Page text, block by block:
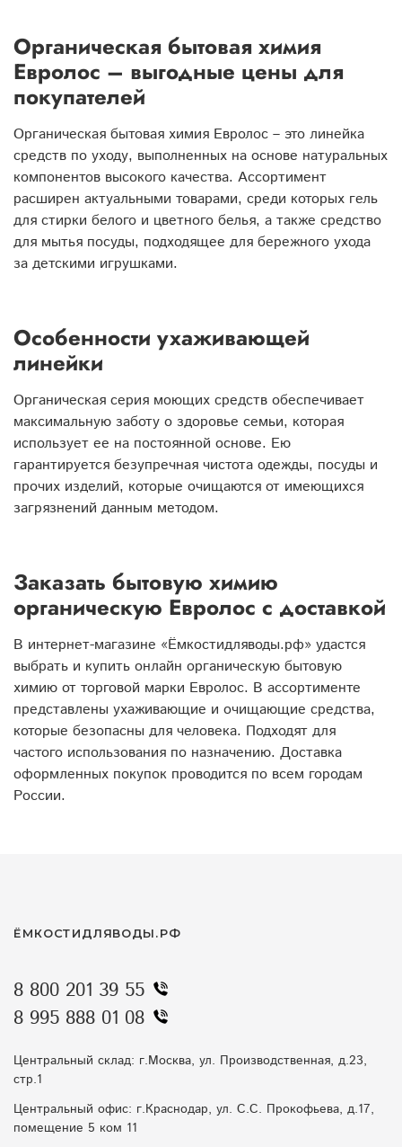
Органическая бытовая химия
Евролос – выгодные цены для
покупателей
Органическая бытовая химия Евролос – это линейка
средств по уходу, выполненных на основе натуральных
компонентов высокого качества. Ассортимент
расширен актуальными товарами, среди которых гель
для стирки белого и цветного белья, а также средство
для мытья посуды, подходящее для бережного ухода
за детскими игрушками.
Особенности ухаживающей
линейки
Органическая серия моющих средств обеспечивает
максимальную заботу о здоровье семьи, которая
использует ее на постоянной основе. Ею
гарантируется безупречная чистота одежды, посуды и
прочих изделий, которые очищаются от имеющихся
загрязнений данным методом.
Заказать бытовую химию
органическую Евролос с доставкой
В интернет-магазине «Ёмкостидляводы.рф» удастся
выбрать и купить онлайн органическую бытовую
химию от торговой марки Евролос. В ассортименте
представлены ухаживающие и очищающие средства,
которые безопасны для человека. Подходят для
частого использования по назначению. Доставка
оформленных покупок проводится по всем городам
России.
ЁМКОСТИДЛЯВОДЫ.РФ
8 800 201 39 55
8 995 888 01 08
Центральный склад: г.Москва, ул. Производственная, д.23,
стр.1
Центральный офис: г.Краснодар, ул. С.С. Прокофьева, д.17,
помещение 5 ком 11